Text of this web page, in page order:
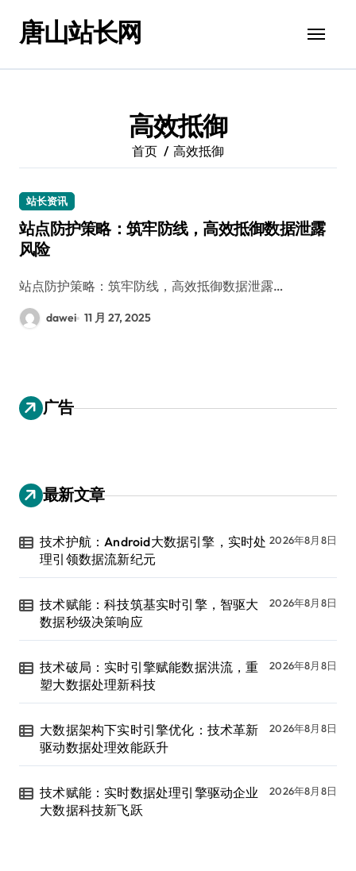
唐山站长网
高效抵御
首页 高效抵御
站长资讯
站点防护策略：筑牢防线，高效抵御数据泄露
风险
站点防护策略：筑牢防线，高效抵御数据泄露…
dawei 11 月 27, 2025
广告
最新文章
技术护航：Android大数据引擎，实时处
理引领数据流新纪元
2026年8月8日
技术赋能：科技筑基实时引擎，智驱大
数据秒级决策响应
2026年8月8日
技术破局：实时引擎赋能数据洪流，重
塑大数据处理新科技
2026年8月8日
大数据架构下实时引擎优化：技术革新
驱动数据处理效能跃升
2026年8月8日
技术赋能：实时数据处理引擎驱动企业
大数据科技新飞跃
2026年8月8日